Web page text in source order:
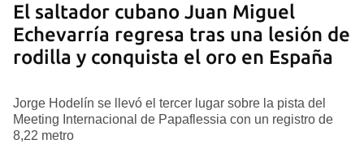
El saltador cubano Juan Miguel
Echevarría regresa tras una lesión de
rodilla y conquista el oro en España
Jorge Hodelín se llevó el tercer lugar sobre la pista del
Meeting Internacional de Papaflessia con un registro de
8,22 metro